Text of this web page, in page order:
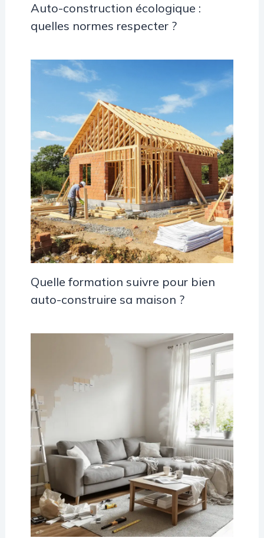
Auto-construction écologique :
quelles normes respecter ?
Quelle formation suivre pour bien
auto-construire sa maison ?